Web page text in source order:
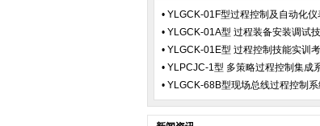
• YLGCK-01F型过程控制及自动化
• YLGCK-01A型 过程装备安装调试
• YLGCK-01E型 过程控制技能实训
• YLPCJC-1型 多策略过程控制集成
• YLGCK-68B型现场总线过程控制